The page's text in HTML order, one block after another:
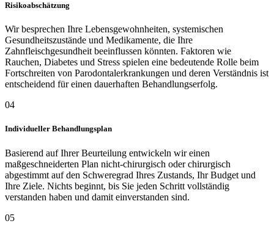
Risikoabschätzung
Wir besprechen Ihre Lebensgewohnheiten, systemischen
Gesundheitszustände und Medikamente, die Ihre
Zahnfleischgesundheit beeinflussen könnten. Faktoren wie
Rauchen, Diabetes und Stress spielen eine bedeutende Rolle beim
Fortschreiten von Parodontalerkrankungen und deren Verständnis ist
entscheidend für einen dauerhaften Behandlungserfolg.
04
Individueller Behandlungsplan
Basierend auf Ihrer Beurteilung entwickeln wir einen
maßgeschneiderten Plan nicht-chirurgisch oder chirurgisch
abgestimmt auf den Schweregrad Ihres Zustands, Ihr Budget und
Ihre Ziele. Nichts beginnt, bis Sie jeden Schritt vollständig
verstanden haben und damit einverstanden sind.
05